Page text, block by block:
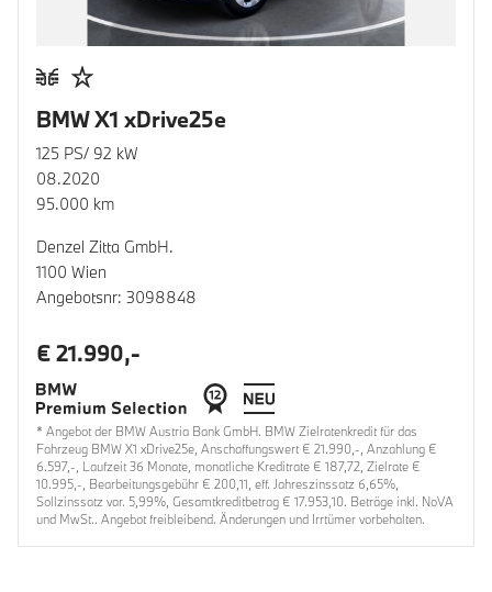
BMW X1 xDrive25e
125 PS/ 92 kW
08.2020
95.000 km
Denzel Zitta GmbH.
1100 Wien
Angebotsnr: 3098848
€ 21.990,-
* Angebot der BMW Austria Bank GmbH. BMW Zielratenkredit für das
Fahrzeug BMW X1 xDrive25e, Anschaffungswert € 21.990,-, Anzahlung €
6.597,-, Laufzeit 36 Monate, monatliche Kreditrate € 187,72, Zielrate €
10.995,-, Bearbeitungsgebühr € 200,11, eff. Jahreszinssatz 6,65%,
Sollzinssatz var. 5,99%, Gesamtkreditbetrag € 17.953,10. Beträge inkl. NoVA
und MwSt.. Angebot freibleibend. Änderungen und Irrtümer vorbehalten.